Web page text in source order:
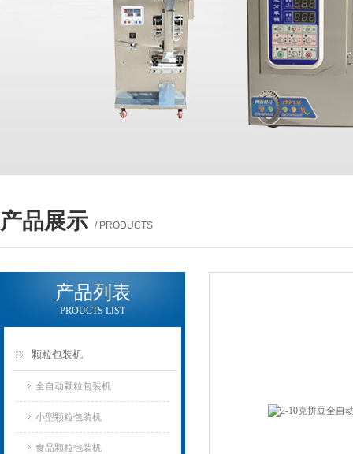
产品展示 / PRODUCTS
产品列表
PROUCTS LIST
颗粒包装机
全自动颗粒包装机
小型颗粒包装机
食品颗粒包装机